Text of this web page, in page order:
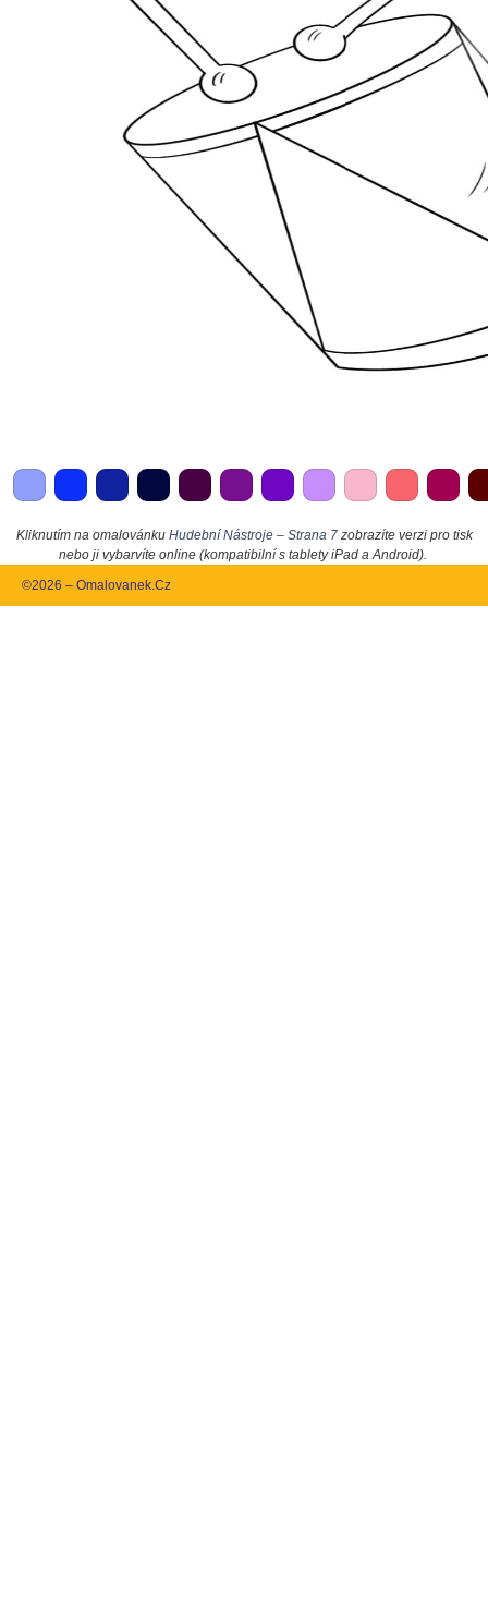
Kliknutím na omalovánku Hudební Nástroje – Strana 7zobrazíte verzi pro tisk
nebo ji vybarvíte online (kompatibilní s tablety iPad a Android).
©2026 – Omalovanek.Cz